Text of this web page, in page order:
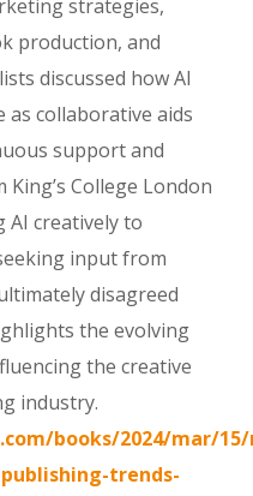
strategies,
production, and
discussed how AI
as collaborative aids
support and
College London
AI creatively to
input from
disagreed
the evolving
the creative
industry.
books/2024/mar/
trends-